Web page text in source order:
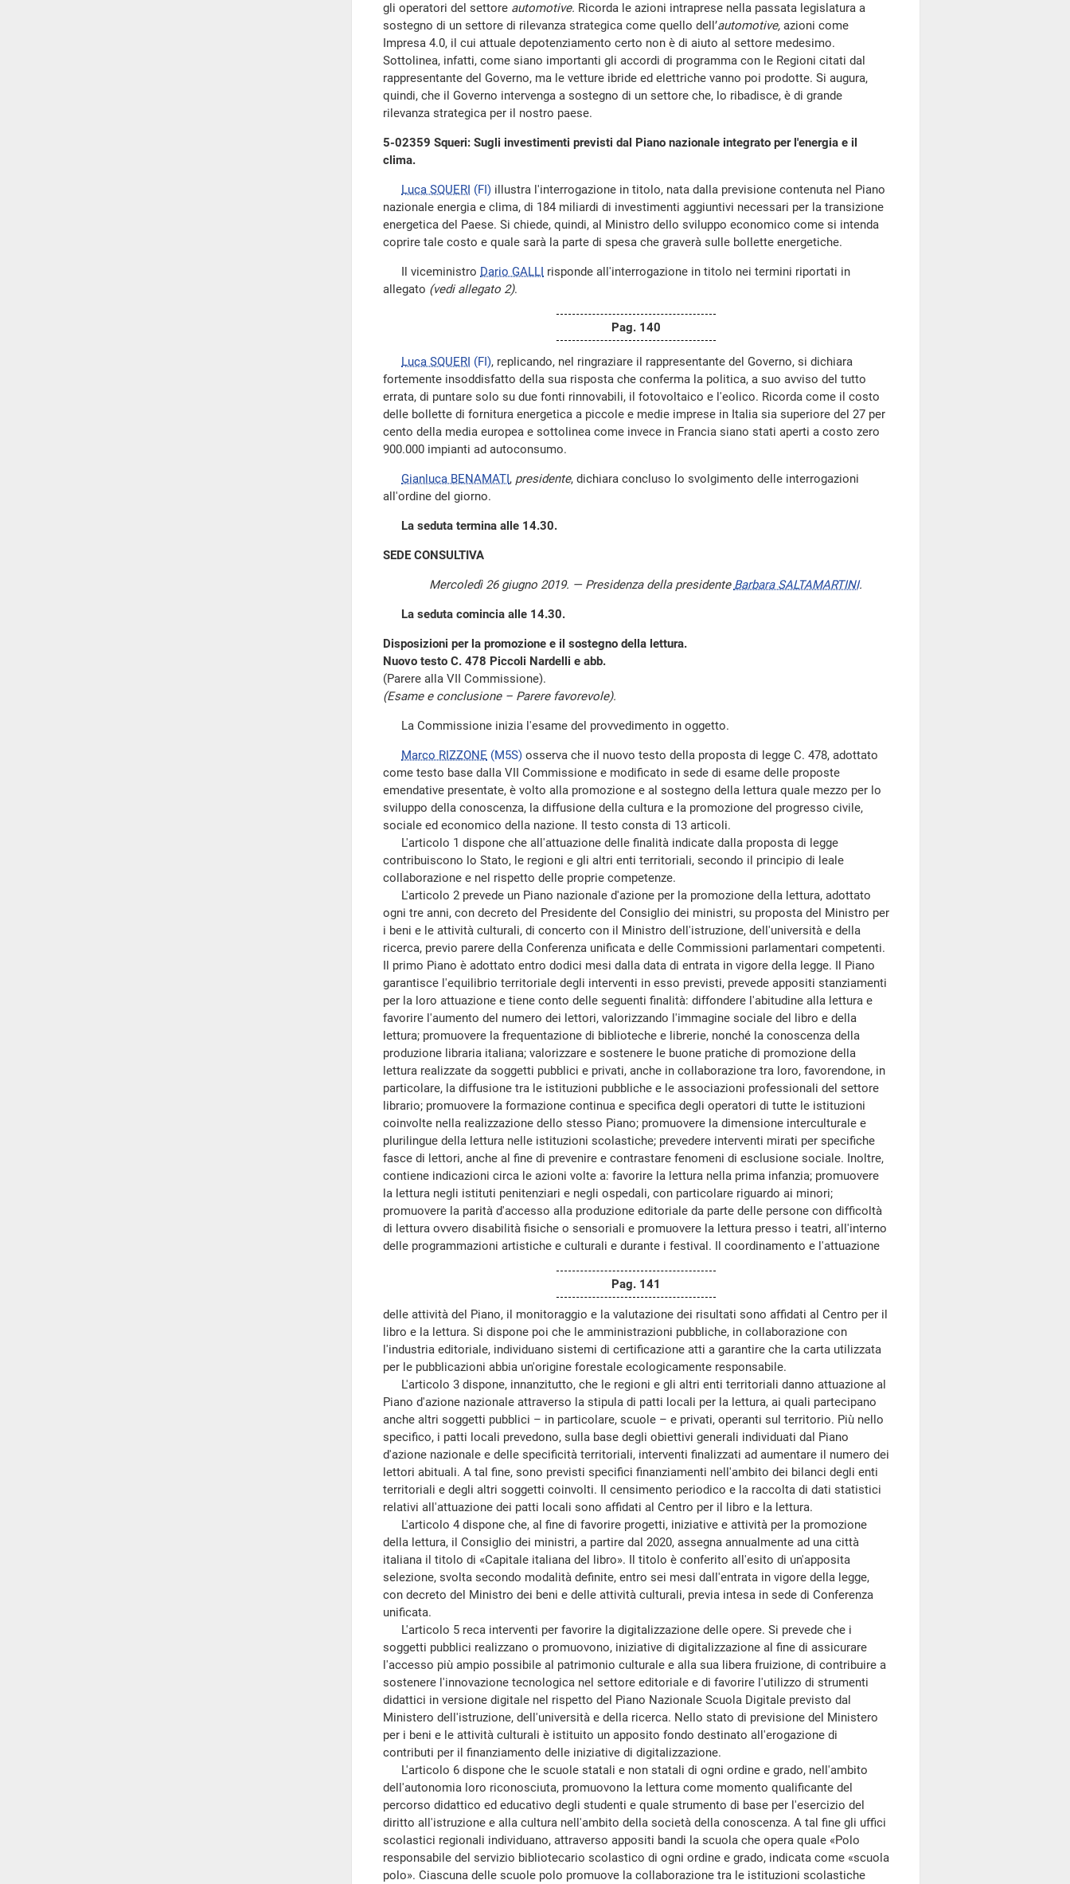
gli operatori del settore automotive. Ricorda le azioni intraprese nella passata legislatura a
sostegno di un settore di rilevanza strategica come quello dell’automotive, azioni come
Impresa 4.0, il cui attuale depotenziamento certo non è di aiuto al settore medesimo.
Sottolinea, infatti, come siano importanti gli accordi di programma con le Regioni citati dal
rappresentante del Governo, ma le vetture ibride ed elettriche vanno poi prodotte. Si augura,
quindi, che il Governo intervenga a sostegno di un settore che, lo ribadisce, è di grande
rilevanza strategica per il nostro paese.
5-02359 Squeri: Sugli investimenti previsti dal Piano nazionale integrato per l'energia e il
clima.
Luca SQUERI (FI) illustra l'interrogazione in titolo, nata dalla previsione contenuta nel Piano
nazionale energia e clima, di 184 miliardi di investimenti aggiuntivi necessari per la transizione
energetica del Paese. Si chiede, quindi, al Ministro dello sviluppo economico come si intenda
coprire tale costo e quale sarà la parte di spesa che graverà sulle bollette energetiche.
Il viceministro Dario GALLI risponde all'interrogazione in titolo nei termini riportati in
allegato (vedi allegato 2).
Pag. 140
Luca SQUERI (FI), replicando, nel ringraziare il rappresentante del Governo, si dichiara
fortemente insoddisfatto della sua risposta che conferma la politica, a suo avviso del tutto
errata, di puntare solo su due fonti rinnovabili, il fotovoltaico e l'eolico. Ricorda come il costo
delle bollette di fornitura energetica a piccole e medie imprese in Italia sia superiore del 27 per
cento della media europea e sottolinea come invece in Francia siano stati aperti a costo zero
900.000 impianti ad autoconsumo.
Gianluca BENAMATI, presidente, dichiara concluso lo svolgimento delle interrogazioni
all'ordine del giorno.
La seduta termina alle 14.30.
SEDE CONSULTIVA
Mercoledì 26 giugno 2019. — Presidenza della presidente Barbara SALTAMARTINI.
La seduta comincia alle 14.30.
Disposizioni per la promozione e il sostegno della lettura.
Nuovo testo C. 478 Piccoli Nardelli e abb.
(Parere alla VII Commissione).
(Esame e conclusione – Parere favorevole).
La Commissione inizia l'esame del provvedimento in oggetto.
Marco RIZZONE (M5S) osserva che il nuovo testo della proposta di legge C. 478, adottato
come testo base dalla VII Commissione e modificato in sede di esame delle proposte
emendative presentate, è volto alla promozione e al sostegno della lettura quale mezzo per lo
sviluppo della conoscenza, la diffusione della cultura e la promozione del progresso civile,
sociale ed economico della nazione. Il testo consta di 13 articoli.
L'articolo 1 dispone che all'attuazione delle finalità indicate dalla proposta di legge
contribuiscono lo Stato, le regioni e gli altri enti territoriali, secondo il principio di leale
collaborazione e nel rispetto delle proprie competenze.
L'articolo 2 prevede un Piano nazionale d'azione per la promozione della lettura, adottato
ogni tre anni, con decreto del Presidente del Consiglio dei ministri, su proposta del Ministro per
i beni e le attività culturali, di concerto con il Ministro dell'istruzione, dell'università e della
ricerca, previo parere della Conferenza unificata e delle Commissioni parlamentari competenti.
Il primo Piano è adottato entro dodici mesi dalla data di entrata in vigore della legge. Il Piano
garantisce l'equilibrio territoriale degli interventi in esso previsti, prevede appositi stanziamenti
per la loro attuazione e tiene conto delle seguenti finalità: diffondere l'abitudine alla lettura e
favorire l'aumento del numero dei lettori, valorizzando l'immagine sociale del libro e della
lettura; promuovere la frequentazione di biblioteche e librerie, nonché la conoscenza della
produzione libraria italiana; valorizzare e sostenere le buone pratiche di promozione della
lettura realizzate da soggetti pubblici e privati, anche in collaborazione tra loro, favorendone, in
particolare, la diffusione tra le istituzioni pubbliche e le associazioni professionali del settore
librario; promuovere la formazione continua e specifica degli operatori di tutte le istituzioni
coinvolte nella realizzazione dello stesso Piano; promuovere la dimensione interculturale e
plurilingue della lettura nelle istituzioni scolastiche; prevedere interventi mirati per specifiche
fasce di lettori, anche al fine di prevenire e contrastare fenomeni di esclusione sociale. Inoltre,
contiene indicazioni circa le azioni volte a: favorire la lettura nella prima infanzia; promuovere
la lettura negli istituti penitenziari e negli ospedali, con particolare riguardo ai minori;
promuovere la parità d'accesso alla produzione editoriale da parte delle persone con difficoltà
di lettura ovvero disabilità fisiche o sensoriali e promuovere la lettura presso i teatri, all'interno
delle programmazioni artistiche e culturali e durante i festival. Il coordinamento e l'attuazione
Pag. 141
delle attività del Piano, il monitoraggio e la valutazione dei risultati sono affidati al Centro per il
libro e la lettura. Si dispone poi che le amministrazioni pubbliche, in collaborazione con
l'industria editoriale, individuano sistemi di certificazione atti a garantire che la carta utilizzata
per le pubblicazioni abbia un'origine forestale ecologicamente responsabile.
L'articolo 3 dispone, innanzitutto, che le regioni e gli altri enti territoriali danno attuazione al
Piano d'azione nazionale attraverso la stipula di patti locali per la lettura, ai quali partecipano
anche altri soggetti pubblici – in particolare, scuole – e privati, operanti sul territorio. Più nello
specifico, i patti locali prevedono, sulla base degli obiettivi generali individuati dal Piano
d'azione nazionale e delle specificità territoriali, interventi finalizzati ad aumentare il numero dei
lettori abituali. A tal fine, sono previsti specifici finanziamenti nell'ambito dei bilanci degli enti
territoriali e degli altri soggetti coinvolti. Il censimento periodico e la raccolta di dati statistici
relativi all'attuazione dei patti locali sono affidati al Centro per il libro e la lettura.
L'articolo 4 dispone che, al fine di favorire progetti, iniziative e attività per la promozione
della lettura, il Consiglio dei ministri, a partire dal 2020, assegna annualmente ad una città
italiana il titolo di «Capitale italiana del libro». Il titolo è conferito all'esito di un'apposita
selezione, svolta secondo modalità definite, entro sei mesi dall'entrata in vigore della legge,
con decreto del Ministro dei beni e delle attività culturali, previa intesa in sede di Conferenza
unificata.
L'articolo 5 reca interventi per favorire la digitalizzazione delle opere. Si prevede che i
soggetti pubblici realizzano o promuovono, iniziative di digitalizzazione al fine di assicurare
l'accesso più ampio possibile al patrimonio culturale e alla sua libera fruizione, di contribuire a
sostenere l'innovazione tecnologica nel settore editoriale e di favorire l'utilizzo di strumenti
didattici in versione digitale nel rispetto del Piano Nazionale Scuola Digitale previsto dal
Ministero dell'istruzione, dell'università e della ricerca. Nello stato di previsione del Ministero
per i beni e le attività culturali è istituito un apposito fondo destinato all'erogazione di
contributi per il finanziamento delle iniziative di digitalizzazione.
L'articolo 6 dispone che le scuole statali e non statali di ogni ordine e grado, nell'ambito
dell'autonomia loro riconosciuta, promuovono la lettura come momento qualificante del
percorso didattico ed educativo degli studenti e quale strumento di base per l'esercizio del
diritto all'istruzione e alla cultura nell'ambito della società della conoscenza. A tal fine gli uffici
scolastici regionali individuano, attraverso appositi bandi la scuola che opera quale «Polo
responsabile del servizio bibliotecario scolastico di ogni ordine e grado, indicata come «scuola
polo». Ciascuna delle scuole polo promuove la collaborazione tra le istituzioni scolastiche